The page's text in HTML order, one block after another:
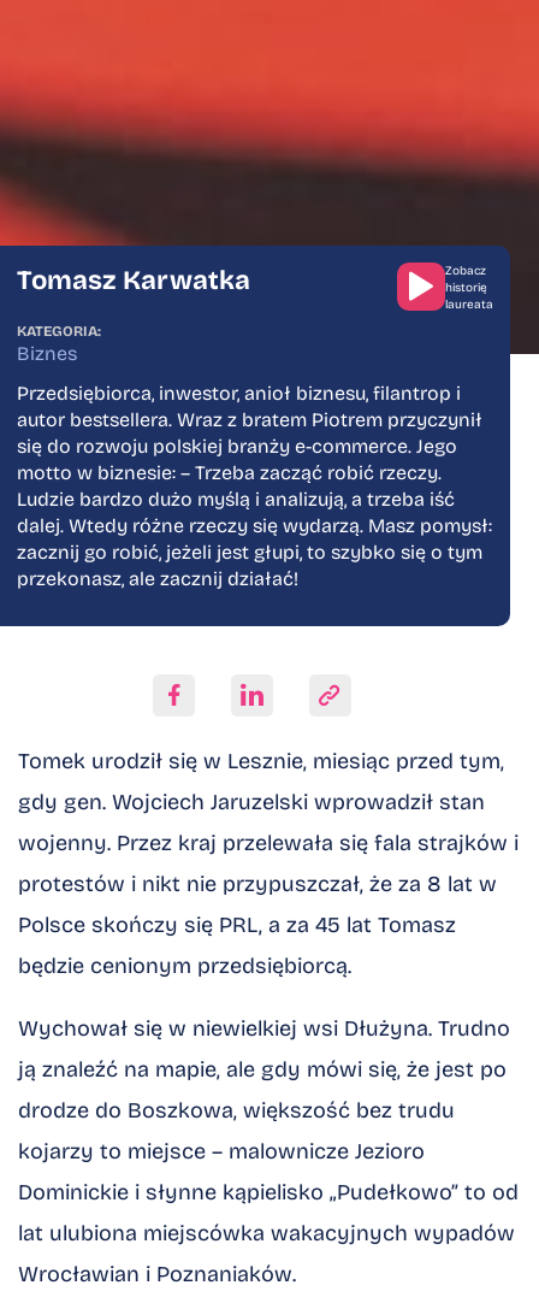
Zobacz
historię
laureata
Tomasz Karwatka
KATEGORIA:
Biznes
Przedsiębiorca, inwestor, anioł biznesu, filantrop i
autor bestsellera. Wraz z bratem Piotrem przyczynił
się do rozwoju polskiej branży e-commerce. Jego
motto w biznesie: – Trzeba zacząć robić rzeczy.
Ludzie bardzo dużo myślą i analizują, a trzeba iść
dalej. Wtedy różne rzeczy się wydarzą. Masz pomysł:
zacznij go robić, jeżeli jest głupi, to szybko się o tym
przekonasz, ale zacznij działać!
Skopiuj link
Tomek urodził się w Lesznie, miesiąc przed tym,
gdy gen. Wojciech Jaruzelski wprowadził stan
wojenny. Przez kraj przelewała się fala strajków i
protestów i nikt nie przypuszczał, że za 8 lat w
Polsce skończy się PRL, a za 45 lat Tomasz
będzie cenionym przedsiębiorcą.
Wychował się w niewielkiej wsi Dłużyna. Trudno
ją znaleźć na mapie, ale gdy mówi się, że jest po
drodze do Boszkowa, większość bez trudu
kojarzy to miejsce – malownicze Jezioro
Dominickie i słynne kąpielisko „Pudełkowo” to od
lat ulubiona miejscówka wakacyjnych wypadów
Wrocławian i Poznaniaków.